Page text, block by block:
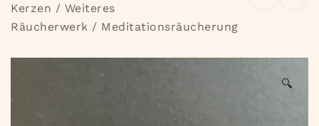
Kerzen / Weiteres
Räucherwerk / Meditationsräucherung
🔍